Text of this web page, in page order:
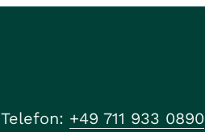
Telefon: +49 711 933 0890